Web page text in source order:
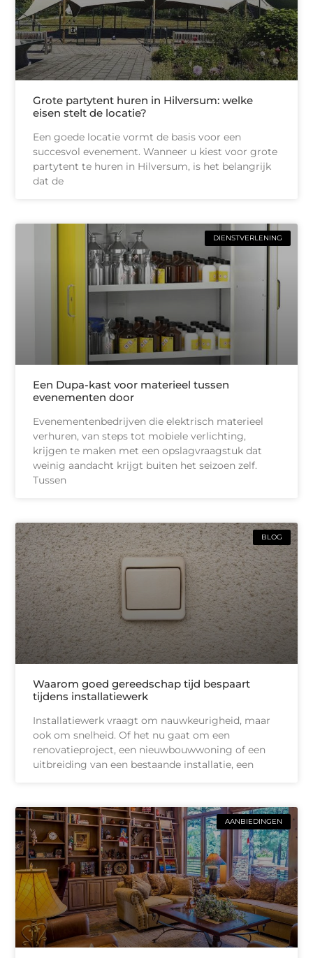
Grote partytent huren in Hilversum: welke
eisen stelt de locatie?
Een goede locatie vormt de basis voor een
succesvol evenement. Wanneer u kiest voor grote
partytent te huren in Hilversum, is het belangrijk
dat de
DIENSTVERLENING
Een Dupa-kast voor materieel tussen
evenementen door
Evenementenbedrijven die elektrisch materieel
verhuren, van steps tot mobiele verlichting,
krijgen te maken met een opslagvraagstuk dat
weinig aandacht krijgt buiten het seizoen zelf.
Tussen
BLOG
Waarom goed gereedschap tijd bespaart
tijdens installatiewerk
Installatiewerk vraagt om nauwkeurigheid, maar
ook om snelheid. Of het nu gaat om een
renovatieproject, een nieuwbouwwoning of een
uitbreiding van een bestaande installatie, een
AANBIEDINGEN